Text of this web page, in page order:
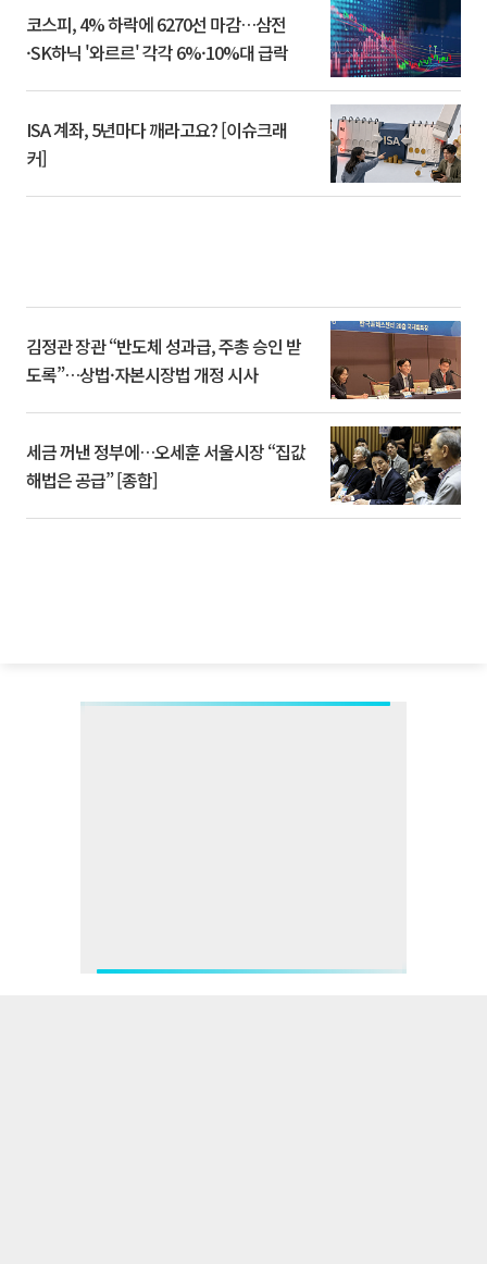
코스피, 4% 하락에 6270선 마감…삼전
·SK하닉 '와르르' 각각 6%·10%대 급락
ISA 계좌, 5년마다 깨라고요? [이슈크래
커]
김정관 장관 “반도체 성과급, 주총 승인 받
도록”…상법·자본시장법 개정 시사
세금 꺼낸 정부에…오세훈 서울시장 “집값
해법은 공급” [종합]